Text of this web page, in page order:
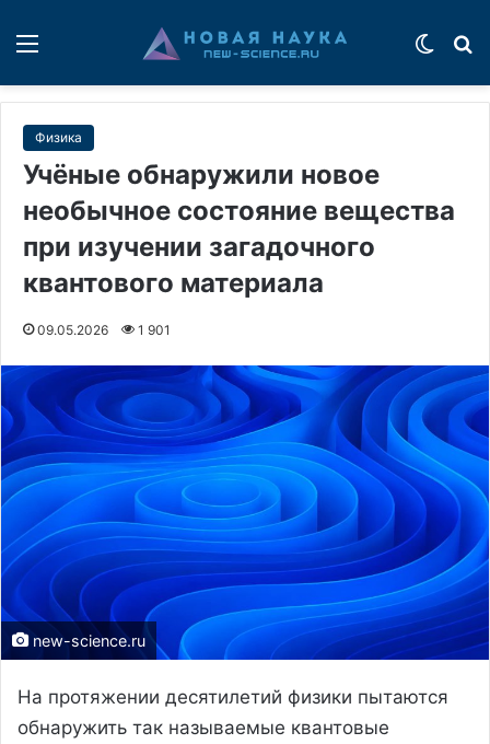
Физика
Учёные обнаружили новое
необычное состояние вещества
при изучении загадочного
квантового материала
09.05.2026 1 901
new-science.ru
На протяжении десятилетий физики пытаются
обнаружить так называемые квантовые